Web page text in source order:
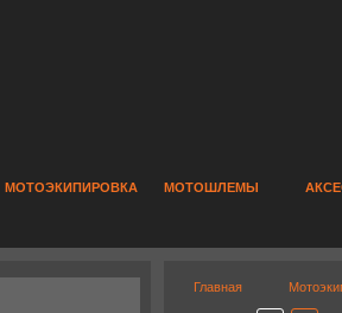
МОТОЭКИПИРОВКА МОТОШЛЕМЫ
Главная